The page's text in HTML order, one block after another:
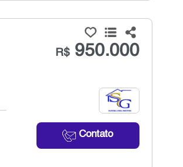
R$950.000
Contato